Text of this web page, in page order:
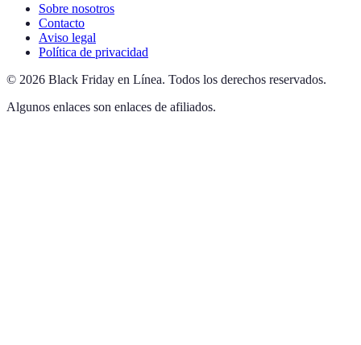
Sobre nosotros
Contacto
Aviso legal
Política de privacidad
© 2026 Black Friday en Línea. Todos los derechos reservados.
Algunos enlaces son enlaces de afiliados.